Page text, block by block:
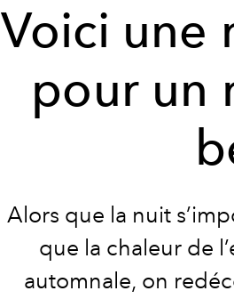
Voici une
pour un
Alors que la nuit
que la chaleur de
automnale, on